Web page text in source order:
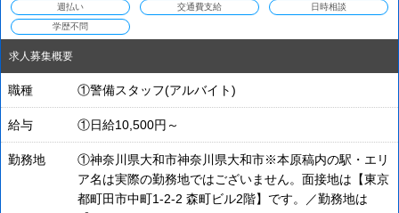
週払い 交通費支給 日時相談
学歴不問
求人募集概要
職種 ①警備スタッフ(アルバイト)
給与 ①日給10,500円～
勤務地
①神奈川県大和市神奈川県大和市※本原稿内の駅・エリ
ア名は実際の勤務地ではございません。面接地は【東京
都町田市中町1-2-2 森町ビル2階】です。／勤務地は